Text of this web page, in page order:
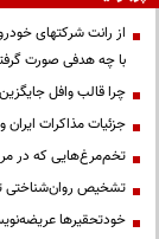
از رانت‌ شرکتهای
با چه هدفی صورت
چرا قالب وافل
جزئیات مذاکرات ایران
تخم‌مرغ‌هایی که در مرز
تشخیص
خودتحقیرها